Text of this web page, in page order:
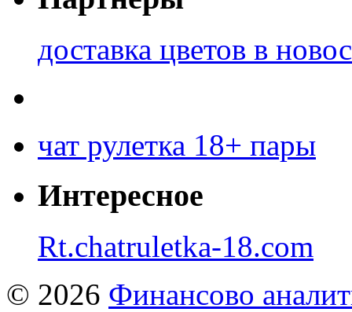
доставка цветов в
чат рулетка 18+ пары
Интересное
Rt.chatruletka-18.com
© 2026 Финансово